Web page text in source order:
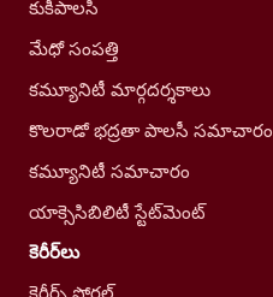
కుకీపాలసీ
మేధో సంపత్తి
కమ్యూనిటీ మార్గదర్శకాలు
కొలరాడో భద్రతా పాలసీ సమాచారం
కమ్యూనిటీ సమాచారం
యాక్సెసిబిలిటీ స్టేట్‌మెంట్
కెరీర్‌లు